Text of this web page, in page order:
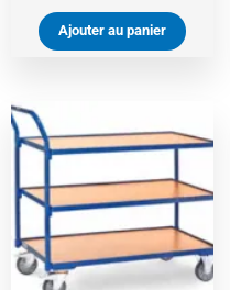
Ajouter au panier
prix
était :
365,00 €.
prix
est :
347,00 €.